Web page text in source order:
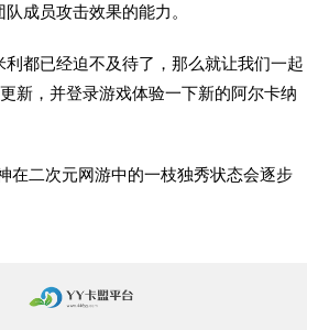
成员攻击效果的能力。
都已经迫不及待了，那么就让我们一起
新，并登录游戏体验一下新的阿尔卡纳
在二次元网游中的一枝独秀状态会逐步